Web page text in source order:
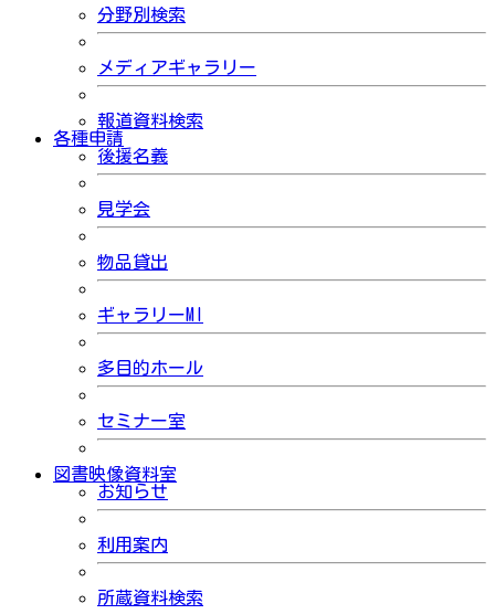
分野別検索
メディアギャラリー
報道資料検索
各種申請
後援名義
見学会
物品貸出
ギャラリーMI
多目的ホール
セミナー室
図書映像資料室
お知らせ
利用案内
所蔵資料検索